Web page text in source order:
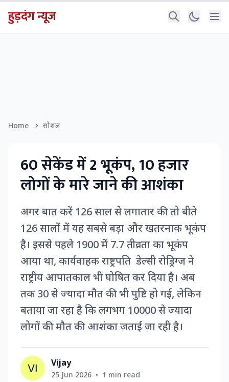
हुड़दंग न्यूज
Home सोशल
60 सेकेंड में 2 भूकंप, 10 हजार
लोगों के मारे जाने की आशंका
अगर बात करें 126 साल से लगातार की तो बीते
126 सालों में यह सबसे बड़ा और खतरनाक भूकंप
है। इससे पहले 1900 में 7.7 तीव्रता का भूकंप
आया था, कार्यवाहक राष्ट्रपति डेल्सी रोड्रिग्ज ने
राष्ट्रीय आपातकाल भी घोषित कर दिया है। अब
तक 30 से ज्यादा मौत की भी पुष्टि हो गई, लेकिन
बताया जा रहा है कि लगभग 10000 से ज्यादा
लोगों की मौत की आशंका जताई जा रही है।
Vijay
25 Jun 2026 • 1 min read